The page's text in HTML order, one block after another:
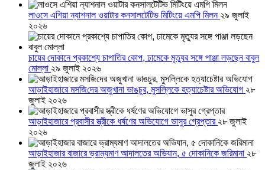
লাওসে এশিয়া ন্যাশনাল ওয়াটার কনসালটেটিভ মিটিংয়ে এমপি মিলন ২৯ জুলাই
২০২৬
চায়ের দোকানে প্রকাশ্যে চাপাতির কোপ, ঢামেকে মৃত্যুর সঙ্গে পাঞ্জা লড়ছেন বাবুল
মোল্লা ২৯ জুলাই ২০২৬
আড়াইহাজারে মস‌জি‌দের অজুখানা ভাঙচুর, মুসল্লিকে হত্যাচেষ্টার অভিযোগ ২৮
জুলাই ২০২৬
আড়াইহাজারে প্রবাসীর স্ত্রীকে ধর্ষণের অভিযোগে ভাসুর গ্রেপ্তার ২৮ জুলাই
২০২৬
আড়াইহাজার বাজারে ভ্রাম্যমাণ আদালতের অভিযান, ৫ দোকানিকে জরিমানা ২৮
জুলাই ২০২৬